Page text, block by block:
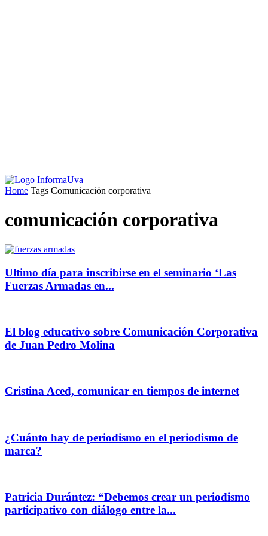
Home Tags Comunicación corporativa
comunicación corporativa
Ultimo día para inscribirse en el seminario ‘Las
Fuerzas Armadas en...
El blog educativo sobre Comunicación Corporativa
de Juan Pedro Molina
Cristina Aced, comunicar en tiempos de internet
¿Cuánto hay de periodismo en el periodismo de
marca?
Patricia Durántez: “Debemos crear un periodismo
participativo con diálogo entre la...